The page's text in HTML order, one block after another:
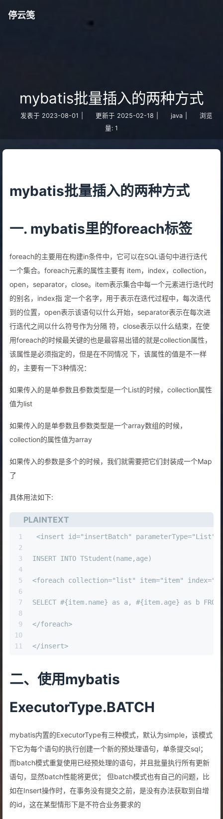
停云笺
mybatis批量插入的两种方式
发表于 2023-08-01 更新于 2025-02-18 java
浏览
量: 1
mybatis批量插入的两种方式
一. mybatis里的foreach标签
foreach的主要用在构建in条件中，它可以在SQL语句中进行迭代
一个集合。foreach元素的属性主要有 item，index，collection，
open，separator，close。item表示集合中每一个元素进行迭代时
的别名，index指 定一个名字，用于表示在迭代过程中，每次迭代
到的位置，open表示该语句以什么开始，separator表示在每次进
行迭代之间以什么符号作为分隔 符，close表示以什么结束，在使
用foreach的时候最关键的也是最容易出错的就是collection属性，
该属性是必须指定的，但是在不同情况 下，该属性的值是不一样
的，主要有一下3种情况：
如果传入的是单参数且参数类型是一个List的时候，collection属性
值为list
如果传入的是单参数且参数类型是一个array数组的时候，
collection的属性值为array
如果传入的参数是多个的时候，我们就需要把它们封装成一个Map
了
具体用法如下:
PLAINTEXT
1
2
3
4
5
6
7
8
9
10
11
<insert id="insertBatch"
INSERT INTO TStudent(name,age)
<foreach collection="list" item="item"
SELECT #{item.name} as a, #{item.age} as b FROM
</foreach>
</insert>
二、使用mybatis
ExecutorType.BATCH
mybatis内置的ExecutorType有三种模式，默认为simple，该模式
下它为每个语句的执行创建一个新的预处理语句，单条提交sql；
而batch模式重复使用已经预处理的语句，并且批量执行所有更新
语句，显然batch性能将更优； 但batch模式也有自己的问题，比
如在Insert操作时，在事务没有提交之前，是没有办法获取到自增
的id，这在某型情形下是不符合业务要求的